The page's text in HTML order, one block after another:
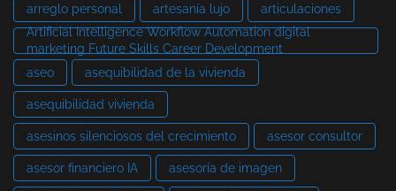
arreglo personal artesanía lujo
articulaciones
Artificial Intelligence Workflow Automation digital
marketing Future Skills Career Development
aseo
asequibilidad de la vivienda
asequibilidad vivienda
asesinos silenciosos del crecimiento asesor consultor
asesor financiero IA asesoría de imagen